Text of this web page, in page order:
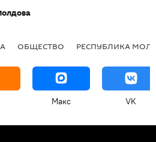
ОБЩЕСТВО РЕСПУБЛИКА
Макс VK